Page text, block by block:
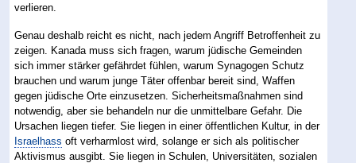
verlieren.
Genau deshalb reicht es nicht, nach jedem Angriff Betroffenheit zu
zeigen. Kanada muss sich fragen, warum jüdische Gemeinden
sich immer stärker gefährdet fühlen, warum Synagogen Schutz
brauchen und warum junge Täter offenbar bereit sind, Waffen
gegen jüdische Orte einzusetzen. Sicherheitsmaßnahmen sind
notwendig, aber sie behandeln nur die unmittelbare Gefahr. Die
Ursachen liegen tiefer. Sie liegen in einer öffentlichen Kultur, in der
Israelhass oft verharmlost wird, solange er sich als politischer
Aktivismus ausgibt. Sie liegen in Schulen, Universitäten, sozialen